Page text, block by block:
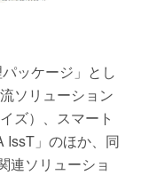
ッケージ」とし
ソリューション
ズ）、スマート
IssT」のほか、同
連ソリューショ